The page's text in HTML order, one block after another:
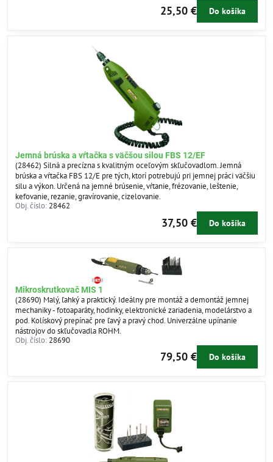
25,50 € Do košíka
Jemná brúska a vŕtačka s väčšou silou FBS 12/EF
(28462) Silná a precízna s kvalitným oceľovým skľučovadlom. Jemná
brúska a vŕtačka FBS 12/E pre tých, ktorí potrebujú pri jemnej práci väčšiu
silu a výkon. Určená na jemné brúsenie, vŕtanie, frézovanie, leštenie,
kefovanie, rezanie, gravírovanie, cizelovanie.
Obj. číslo: 28462
37,50 € Do košíka
Mikroskrutkovač MIS 1
(28690) Malý, ľahký a praktický. Ideálny pre montáž a demontáž jemnej
mechaniky - fotoaparáty, hodinky, elektronické zariadenia, modelárstvo a
pod. Kolískový prepínač pre ľavý a pravý chod. Univerzálne upínanie
nástrojov do skľučovadla ROHM.
Obj. číslo: 28690
79,50 € Do košíka